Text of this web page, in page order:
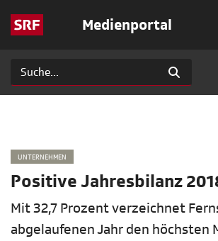
Medienportal
UNTERNEHMEN
Positive Jahresbilanz
Mit 32,7 Prozent verzeichnet
abgelaufenen Jahr den höchsten